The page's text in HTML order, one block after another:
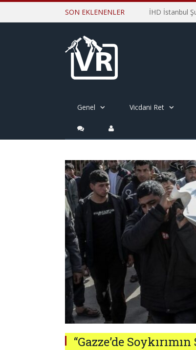
SON EKLENENLER
Genel Vicdani Ret
“Gazze’de